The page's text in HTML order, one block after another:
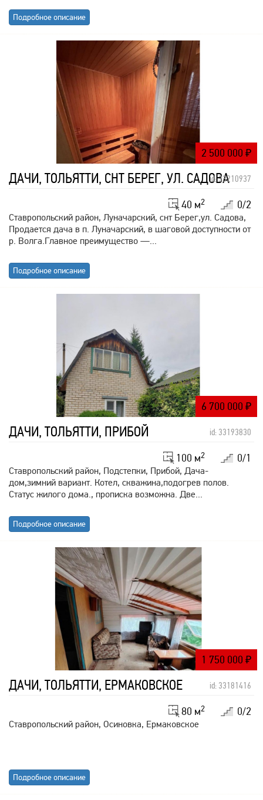
Подробное описание
2 500 000 ₽
ДАЧИ, ТОЛЬЯТТИ, СНТ БЕРЕГ, УЛ. САДОВАid: 33210937
0/2
40 м2
Ставропольский район, Луначарский, снт Берег,ул. Садова,
Продается дача в п. Луначарский, в шаговой доступности от
р. Волга.Главнoe прeимуществo —...
Подробное описание
6 700 000 ₽
ДАЧИ, ТОЛЬЯТТИ, ПРИБОЙ id: 33193830
0/1
100 м2
Ставропольский район, Подстепки, Прибой, Дача-
дом,зимний вариант. Котел, скважина,подогрев полов.
Статус жилого дома., прописка возможна. Две...
Подробное описание
1 750 000 ₽
ДАЧИ, ТОЛЬЯТТИ, ЕРМАКОВСКОЕ id: 33181416
0/2
80 м2
Ставропольский район, Осиновка, Ермаковское
Подробное описание